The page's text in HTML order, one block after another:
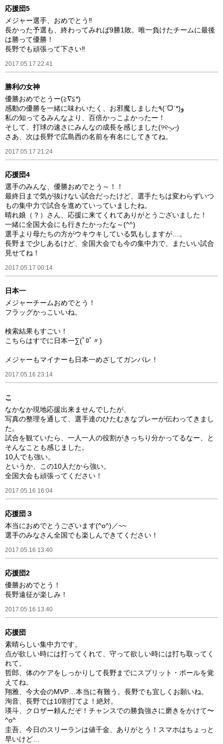
応援団5
メジャー選手、おめでとう‼︎
長かった予選も、終わってみれば9勝1敗。唯一負けたチームに最後
は勝って優勝！
長野でも頑張って下さい‼︎
2017.05.17 22:41
勝利の女神
優勝おめでとうー(≧∇≦*)
感動の優勝を一緒に味わいたく、お邪魔しました٩(ˊᗜˋ*)و
私の知ってるみんなより、百倍かっこよかったー！
そして、打球の速さにみんなの成長を感じました(୨୧ᵕ̤ᴗᵕ̤)
さあ、次は長野で広島西の名前を有名にしてきてね。
2017.05.17 21:24
応援団4
選手のみんな、優勝おめでとう～！！
最終日まで気が抜けない試合だったけど、選手たちは変わらずいつ
もの集中力で試合を進めていっていましたね。
晴れ娘（？）さん、応援に来てくれてありがとうございました！
一緒に全国大会にも行きたかったな～(^^)
選手より母たちの方がウキウキしている気もしますが…。
長野まで少しあるけど、全国大会でも今の集中力で、またいい試合
見せてね！
2017.05.17 00:14
日本一
メジャーチームおめでとう！
フラッグかっこいいね。
検索結果もすごい！
こちらはすでに日本一∑(ﾟﾛﾟ〃)
メジャーもマイナーも日本一めざしてガンバレ！
2017.05.16 23:14
こ
なかなか現地応援出来ませんでしたが、
写真の整理を通して、選手達のひたむきなプレーが伝わってきまし
た。
試合を観ていたら、一人一人の役割がきっちり分かってるなー、と
そんなことも感じました。
10人でも強い。
というか、この10人だから強い。
全国大会も頑張ってください！
2017.05.16 16:04
応援団３
本当におめでとうございます(^o^)／~~
選手のみなさん全国でも楽しんできてください！
2017.05.16 13:40
応援団2
優勝おめでとう！
長野遠征が楽しみ！
2017.05.16 13:40
応援団
素晴らしい集中力です。
点が欲しい時には打ってくれて、守って欲しい時には打ち取ってく
れて。
哲郎、体のケアをしっかりして長野までにスプリット・ボールを覚
えてね。
翔雅、今大会のMVP…本当に有難う。長野でも宜しくお願いね。
洵音、長野では10割打てよ！絶対。
瑛斗、クロザー頼んだぞ！チャンスでの勝負強さに磨きをかけて〜
^o^
圭吾、今日のスリーランは値千金、ありがとう！スマホはちょっと
早いけど…